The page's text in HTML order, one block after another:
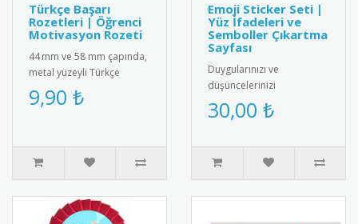
Türkçe Başarı
Rozetleri | Öğrenci
Motivasyon Rozeti
44 mm ve 58 mm çapında,
metal yüzeyli Türkçe
üzerine baskılı başarı
rozeti. Öğrencilerin
9,90 ₺
Emoji Sticker Seti |
Yüz İfadeleri ve
Semboller Çıkartma
Sayfası
Duygularınızı ve
düşüncelerinizi
yansıtmanın en eğlenceli
yolu! Yüzlerce farklı yüz
30,00 ₺